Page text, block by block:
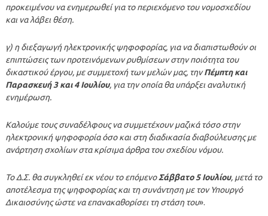
προκειμένου να ενημερωθεί για το περιεχόμενο του νομοσχεδίου
και να λάβει θέση.
γ) η διεξαγωγή ηλεκτρονικής ψηφοφορίας, για να διαπιστωθούν οι
επιπτώσεις των προτεινόμενων ρυθμίσεων στην ποιότητα του
δικαστικού έργου, με συμμετοχή των μελών μας, τηνΠέμπτη και
Παρασκευή 3 και 4 Ιουλίου, για την οποία θα υπάρξει αναλυτική
ενημέρωση.
Καλούμε τους συναδέλφους να συμμετέχουν μαζικά τόσο στην
ηλεκτρονική ψηφοφορία όσο και στη διαδικασία διαβούλευσης με
ανάρτηση σχολίων στα κρίσιμα άρθρα του σχεδίου νόμου.
Το Δ.Σ. θα συγκληθεί εκ νέου το επόμενοΣάββατο 5 Ιουλίου, μετά το
αποτέλεσμα της ψηφοφορίας και τη συνάντηση με τον Υπουργό
Δικαιοσύνης ώστε να επανακαθορίσει τη στάση του».